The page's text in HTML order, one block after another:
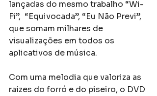
lançadas do mesmo trabalho “Wi-
Fi”,  “Equivocada”, “Eu Não Previ”,
que somam milhares de
visualizações em todos os
aplicativos de música.
Com uma melodia que valoriza as
raízes do forró e do piseiro, o DVD